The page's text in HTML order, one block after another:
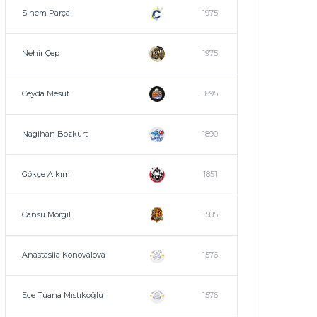
Sinem Parçal 1975
Nehir Çep 1975
Ceyda Mesut 1895
Nagihan Bozkurt 1890
Gökçe Alkım 1851
Cansu Morgil 1585
Anastasiia Konovalova 1576
Ece Tuana Mıstıkoğlu 1576